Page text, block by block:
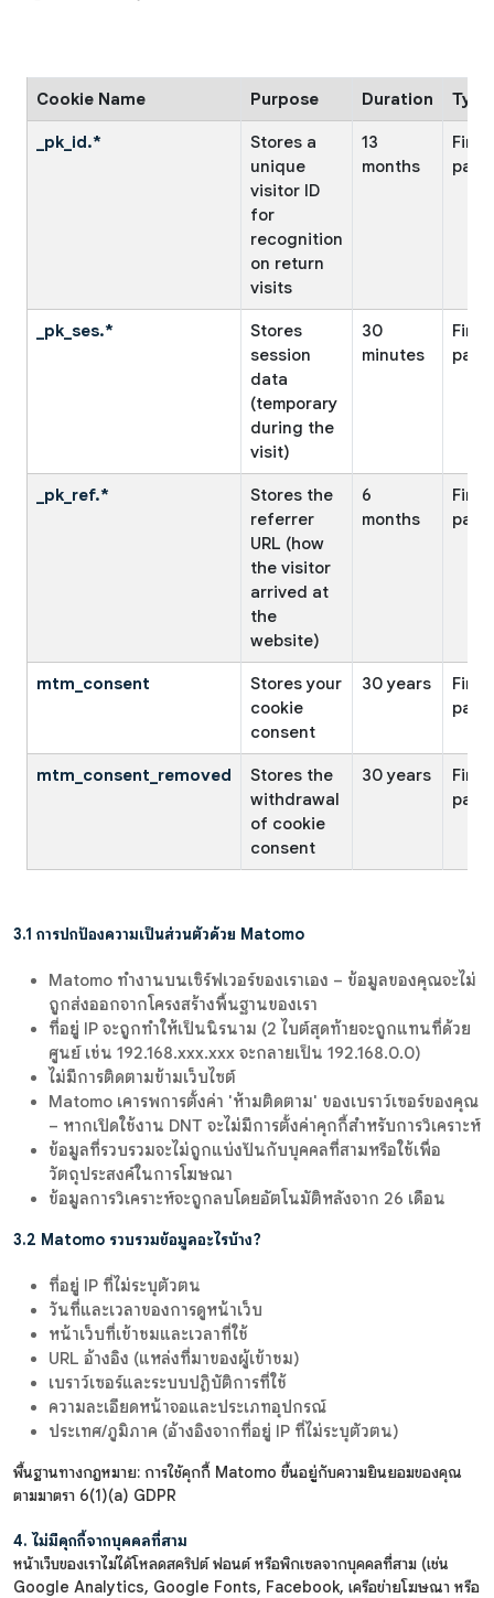
Cookie Name Purpose Duration Type
_pk_id.*
Stores a
unique
visitor ID
for
recognition
on return
visits
13
months
First-
party
_pk_ses.*
Stores
session
data
(temporary
during the
visit)
30
minutes
First-
party
_pk_ref.*
Stores the
referrer
URL (how
the visitor
arrived at
the
website)
6
months
First-
party
mtm_consent
Stores your
cookie
consent
30 years
First-
party
mtm_consent_removed
Stores the
withdrawal
of cookie
consent
30 years
First-
party
3.1 การปกป้องความเป็นส่วนตัวด้วย Matomo
Matomo ทำงานบนเซิร์ฟเวอร์ของเราเอง – ข้อมูลของคุณจะไม่
ถูกส่งออกจากโครงสร้างพื้นฐานของเรา
ที่อยู่ IP จะถูกทำให้เป็นนิรนาม (2 ไบต์สุดท้ายจะถูกแทนที่ด้วย
ศูนย์ เช่น 192.168.xxx.xxx จะกลายเป็น 192.168.0.0)
ไม่มีการติดตามข้ามเว็บไซต์
Matomo เคารพการตั้งค่า 'ห้ามติดตาม' ของเบราว์เซอร์ของคุณ
– หากเปิดใช้งาน DNT จะไม่มีการตั้งค่าคุกกี้สำหรับการวิเคราะห์
ข้อมูลที่รวบรวมจะไม่ถูกแบ่งปันกับบุคคลที่สามหรือใช้เพื่อ
วัตถุประสงค์ในการโฆษณา
ข้อมูลการวิเคราะห์จะถูกลบโดยอัตโนมัติหลังจาก 26 เดือน
3.2 Matomo รวบรวมข้อมูลอะไรบ้าง?
ที่อยู่ IP ที่ไม่ระบุตัวตน
วันที่และเวลาของการดูหน้าเว็บ
หน้าเว็บที่เข้าชมและเวลาที่ใช้
URL อ้างอิง (แหล่งที่มาของผู้เข้าชม)
เบราว์เซอร์และระบบปฏิบัติการที่ใช้
ความละเอียดหน้าจอและประเภทอุปกรณ์
ประเทศ/ภูมิภาค (อ้างอิงจากที่อยู่ IP ที่ไม่ระบุตัวตน)
พื้นฐานทางกฎหมาย: การใช้คุกกี้ Matomo ขึ้นอยู่กับความยินยอมของคุณ
ตามมาตรา 6(1)(a) GDPR
4. ไม่มีคุกกี้จากบุคคลที่สาม
หน้าเว็บของเราไม่ได้โหลดสคริปต์ ฟอนต์ หรือพิกเซลจากบุคคลที่สาม (เช่น
Google Analytics, Google Fonts, Facebook, เครือข่ายโฆษณา หรือ